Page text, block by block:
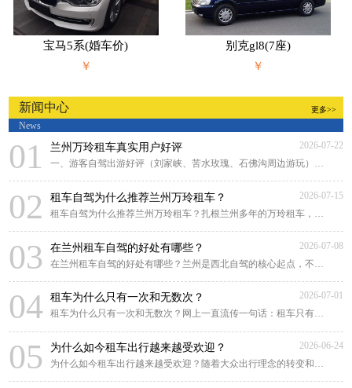
宝马5系(婚车价)
￥
别克gl8(7座)
￥
新闻中心 更多>>
News
01 兰州万玲租车真实用户好评
2026-07-22
一、游客自驾出游好评（刘家峡、苦水玫瑰、石佛沟周边游玩）来兰州游玩，对比好几家租
02 租车自驾为什么推荐兰州万玲租车？
2026-07-15
租车自驾为什么推荐兰州万玲租车？扎根兰州多年的万玲租车，凭借本土化深耕、贴心靠谱
03 在兰州租车自驾的好处有哪些？
2026-07-08
在兰州租车自驾的好处有哪些？兰州是西北自驾的核心起点，不管是市区畅游黄河风情线，
04 租车为什么只有一次和无数次？
2026-07-01
租车为什么只有一次和无数次？网上一直流传一句话：租车只有一次和无数次。很多人原
05 为什么如今租车出行越来越受欢迎？
2026-06-24
为什么如今租车出行越来越受欢迎？随着大众出行理念的转变和租车行业的规范化发展，租